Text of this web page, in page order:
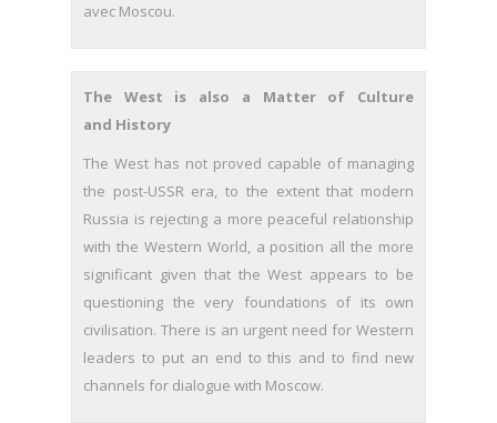
avec Moscou.
The West is also a Matter of Culture
and History
The West has not proved capable of managing
the post-USSR era, to the extent that modern
Russia is rejecting a more peaceful relationship
with the Western World, a position all the more
significant given that the West appears to be
questioning the very foundations of its own
civilisation. There is an urgent need for Western
leaders to put an end to this and to find new
channels for dialogue with Moscow.